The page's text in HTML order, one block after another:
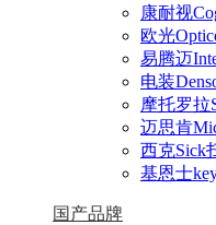
康耐视
欧光
易腾迈
电装
摩托罗拉
迈思肯
西克Sick
基恩士
国产品牌